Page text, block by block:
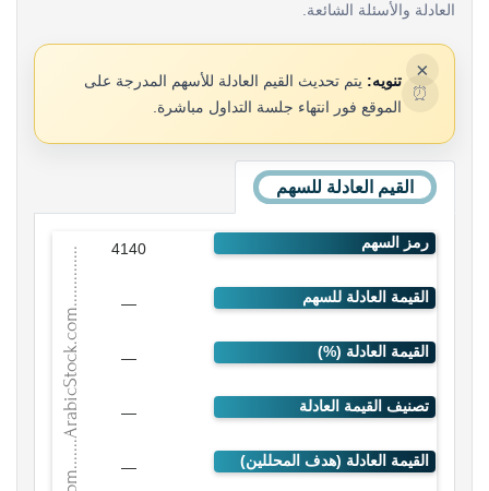
العادلة والأسئلة الشائعة.
×
⏰
تنويه: يتم تحديث القيم العادلة للأسهم المدرجة على
الموقع فور انتهاء جلسة التداول مباشرة.
القيم العادلة للسهم
4140
—
—
—
—